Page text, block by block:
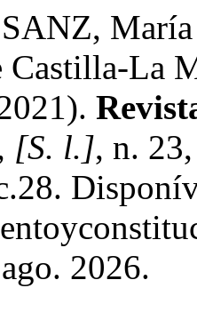
La
[S. l.], n.
2026.